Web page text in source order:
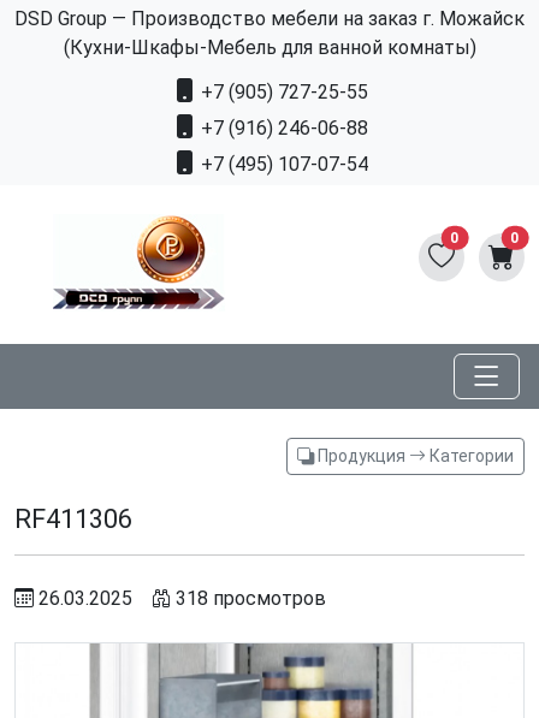
DSD Group — Производство мебели на заказ г. Можайск
(Кухни-Шкафы-Мебель для ванной комнаты)
+7 (905) 727-25-55
+7 (916) 246-06-88
+7 (495) 107-07-54
0 0
Продукция Категории
RF411306
26.03.2025 318 просмотров